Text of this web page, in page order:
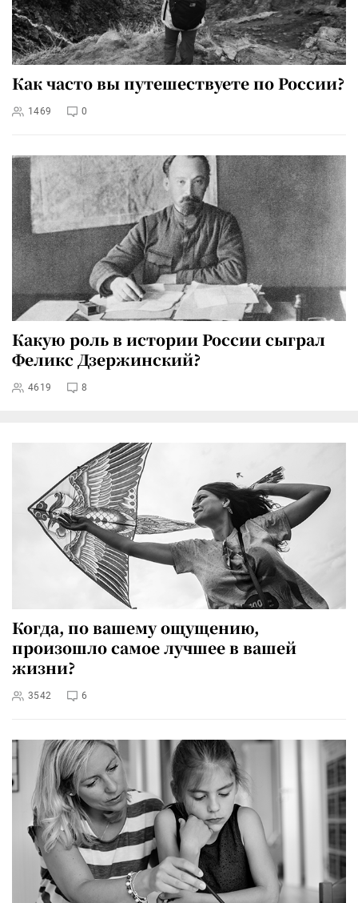
Как часто вы путешествуете по России?
1469 0
Какую роль в истории России сыграл
Феликс Дзержинский?
4619 8
Когда, по вашему ощущению,
произошло самое лучшее в вашей
жизни?
3542 6